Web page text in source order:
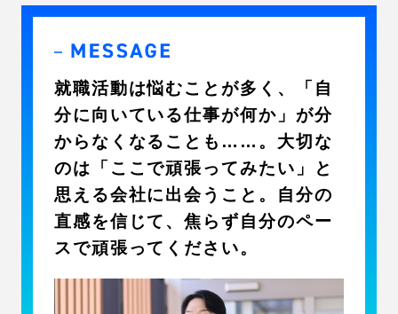
就職活動は悩むことが多く、「自
分に向いている仕事が何か」が分
からなくなることも……。大切な
のは「ここで頑張ってみたい」と
思える会社に出会うこと。自分の
直感を信じて、焦らず自分のペー
スで頑張ってください。